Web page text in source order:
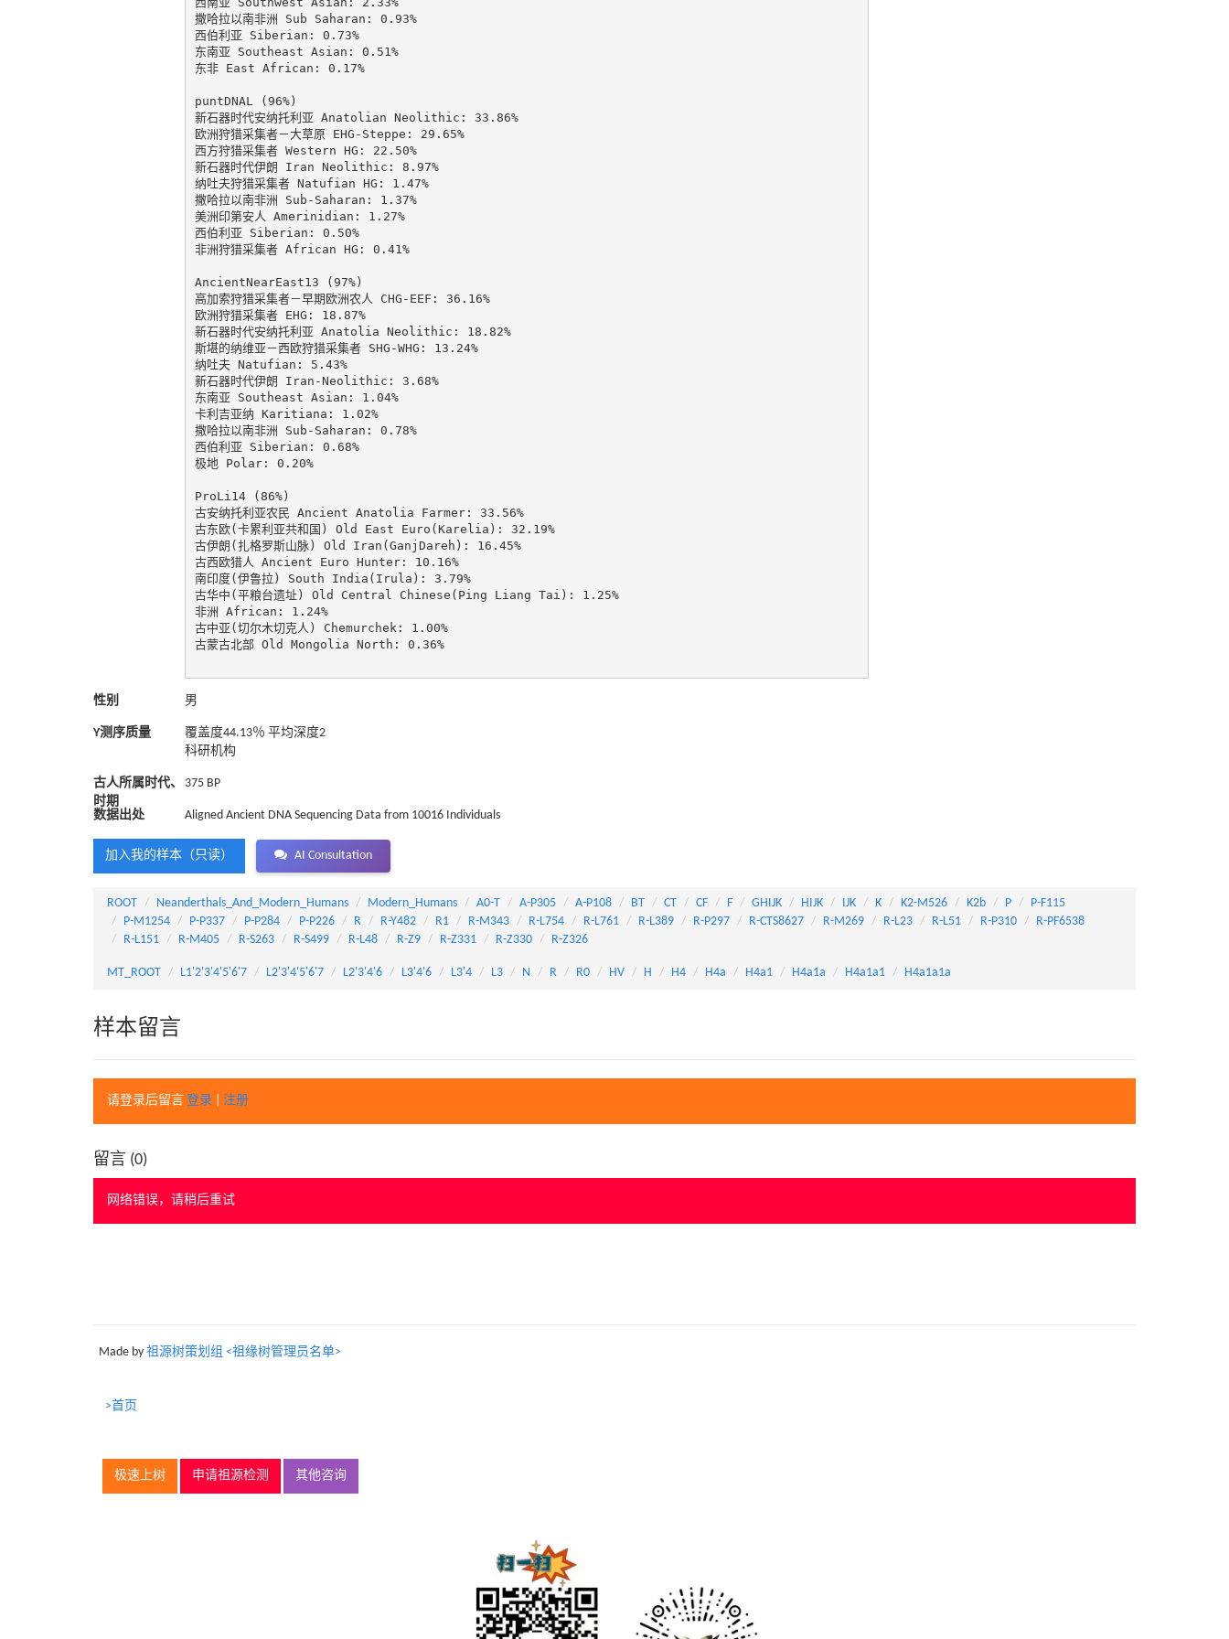
撒哈拉以南非洲 Sub Saharan: 0.93%
西伯利亚 Siberian: 0.73%
东南亚 Southeast Asian: 0.51%
东非 East African: 0.17%
puntDNAL (96%)
新石器时代安纳托利亚 Anatolian Neolithic: 33.86%
欧洲狩猎采集者－大草原 EHG-Steppe: 29.65%
西方狩猎采集者 Western HG: 22.50%
新石器时代伊朗 Iran Neolithic: 8.97%
纳吐夫狩猎采集者 Natufian HG: 1.47%
撒哈拉以南非洲 Sub-Saharan: 1.37%
美洲印第安人 Amerinidian: 1.27%
西伯利亚 Siberian: 0.50%
非洲狩猎采集者 African HG: 0.41%
AncientNearEast13 (97%)
高加索狩猎采集者－早期欧洲农人 CHG-EEF: 36.16%
欧洲狩猎采集者 EHG: 18.87%
新石器时代安纳托利亚 Anatolia Neolithic: 18.82%
斯堪的纳维亚－西欧狩猎采集者 SHG-WHG: 13.24%
纳吐夫 Natufian: 5.43%
新石器时代伊朗 Iran-Neolithic: 3.68%
东南亚 Southeast Asian: 1.04%
卡利吉亚纳 Karitiana: 1.02%
撒哈拉以南非洲 Sub-Saharan: 0.78%
西伯利亚 Siberian: 0.68%
极地 Polar: 0.20%
ProLi14 (86%)
古安纳托利亚农民 Ancient Anatolia Farmer: 33.56%
古东欧(卡累利亚共和国) Old East Euro(Karelia): 32.19%
古伊朗(扎格罗斯山脉) Old Iran(GanjDareh): 16.45%
古西欧猎人 Ancient Euro Hunter: 10.16%
南印度(伊鲁拉) South India(Irula): 3.79%
古华中(平粮台遗址) Old Central Chinese(Ping Liang Tai): 1.25%
非洲 African: 1.24%
古中亚(切尔木切克人) Chemurchek: 1.00%
古蒙古北部 Old Mongolia North: 0.36%
性别 男
Y测序质量
覆盖度44.13％ 平均深度2
科研机构
古人所属时代、
时期
375 BP
数据出处 Aligned Ancient DNA Sequencing Data from 10016 Individuals
加入我的样本（只读） AI Consultation
ROOT Neanderthals_And_Modern_Humans Modern_Humans A0-T A-P305 A-P108 BT CT CF F GHIJK HIJK IJK K K2-M526 K2b P
P-F115
P-M1254
P-P337 P-P284 P-P226 R R-Y482 R1 R-M343 R-L754 R-L761 R-L389 R-P297 R-CTS8627 R-M269 R-L23 R-L51 R-P310
R-PF6538
R-L151
R-M405 R-S263 R-S499 R-L48 R-Z9 R-Z331 R-Z330 R-Z326
MT_ROOT L1'2'3'4'5'6'7 L2'3'4'5'6'7 L2'3'4'6 L3'4'6 L3'4 L3 N R R0 HV H H4 H4a H4a1 H4a1a H4a1a1 H4a1a1a
样本留言
请登录后留言 登录 注册
留言 (0)
网络错误，请稍后重试
Made by 祖源树策划组 <祖缘树管理员名单>
>首页
极速上树 申请祖源检测 其他咨询